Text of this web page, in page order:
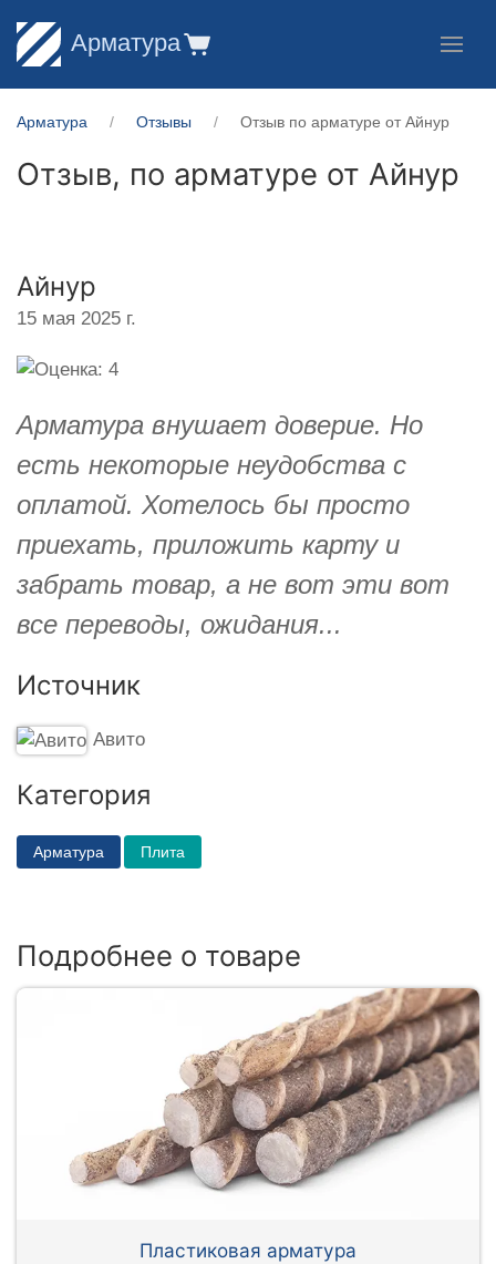
Арматура
Арматура Отзывы Отзыв по арматуре от Айнур
Отзыв, по арматуре от Айнур
Айнур
15 мая 2025 г.
Арматура внушает доверие. Но
есть некоторые неудобства с
оплатой. Хотелось бы просто
приехать, приложить карту и
забрать товар, а не вот эти вот
все переводы, ожидания...
Источник
Авито
Категория
Арматура Плита
Подробнее о товаре
Пластиковая арматура